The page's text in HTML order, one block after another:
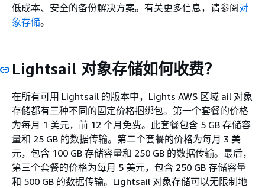
低成本、安全的备份解决方案。有关更多信息，请参阅对
象存储。
Lightsail 对象存储如何收费？
在所有可用 Lightsail 的版本中，Lights AWS 区域 ail 对象
存储都有三种不同的固定价格捆绑包。第一个套餐的价格
为每月 1 美元，前 12 个月免费。此套餐包含 5 GB 存储容
量和 25 GB 的数据传输。第二个套餐的价格为每月 3 美
元，包含 100 GB 存储容量和 250 GB 的数据传输。最后，
第三个套餐的价格为每月 5 美元，包含 250 GB 存储容量
和 500 GB 的数据传输。Lightsail 对象存储可以无限制地